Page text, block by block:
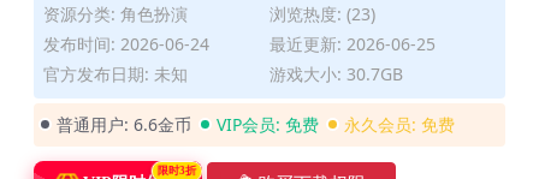
资源分类: 角色扮演
浏览热度: (23)
发布时间: 2026-06-24
最近更新: 2026-06-25
官方发布日期: 未知
游戏大小: 30.7GB
普通用户: 6.6金币 VIP会员: 免费 永久会员: 免费
限时3折